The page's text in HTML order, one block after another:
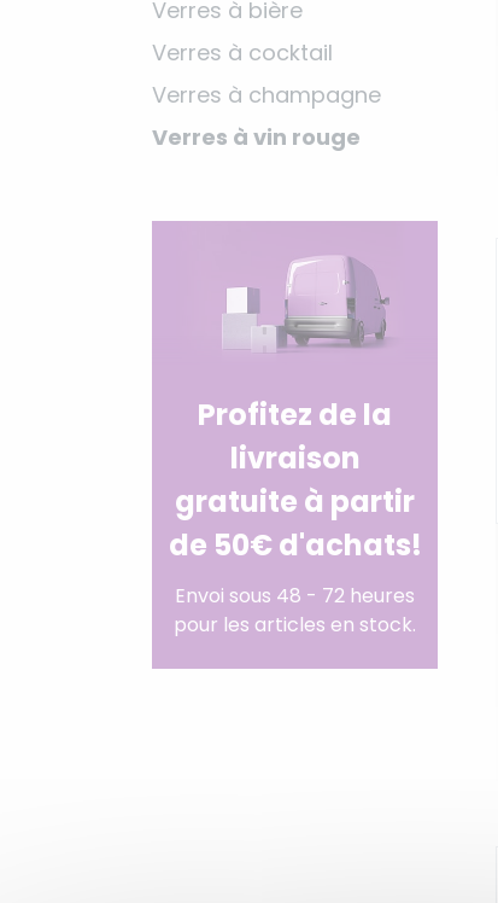
Verres à bière
Verres à cocktail
Verres à champagne
Verres à vin rouge
Profitez de la
livraison
gratuite à partir
de 50€ d'achats!
Envoi sous 48 - 72 heures
pour les articles en stock.